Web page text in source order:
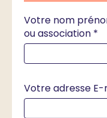
Votre nom
ou association *
Votre adresse E-